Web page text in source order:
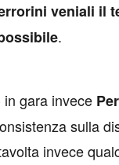
veniali il
.
in gara invece
sulla
invece